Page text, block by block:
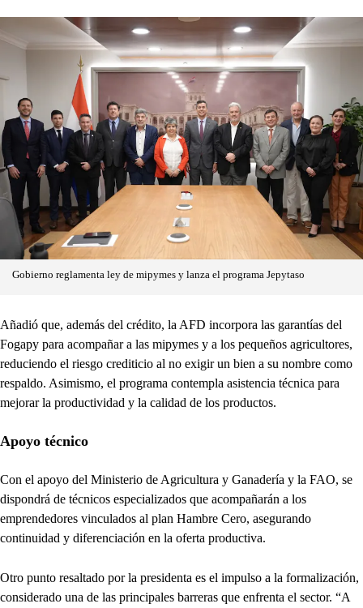
Gobierno reglamenta ley de mipymes y lanza el programa Jepytaso
Añadió que, además del crédito, la AFD incorpora las garantías del
Fogapy para acompañar a las mipymes y a los pequeños agricultores,
reduciendo el riesgo crediticio al no exigir un bien a su nombre como
respaldo. Asimismo, el programa contempla asistencia técnica para
mejorar la productividad y la calidad de los productos.
Apoyo técnico
Con el apoyo del Ministerio de Agricultura y Ganadería y la FAO, se
dispondrá de técnicos especializados que acompañarán a los
emprendedores vinculados al plan Hambre Cero, asegurando
continuidad y diferenciación en la oferta productiva.
Otro punto resaltado por la presidenta es el impulso a la formalización,
considerado una de las principales barreras que enfrenta el sector. “A